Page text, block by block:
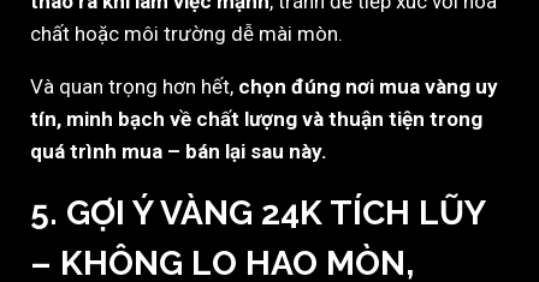
chất hoặc môi trường dễ mài mòn.
Và quan trọng hơn hết, chọn đúng nơi mua vàng uy
tín, minh bạch về chất lượng và thuận tiện trong
quá trình mua – bán lại sau này.
5. GỢI Ý VÀNG 24K TÍCH LŨY
– KHÔNG LO HAO MÒN,